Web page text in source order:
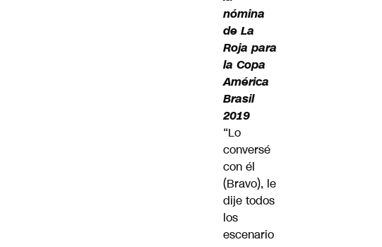
nómina
de La
Roja para
la Copa
América
Brasil
2019
“Lo
conversé
con él
(Bravo), le
dije todos
los
escenario